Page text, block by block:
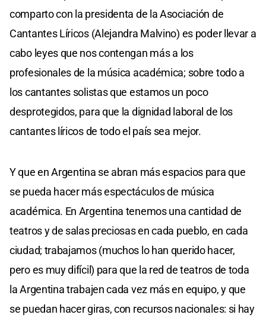
comparto con la presidenta de la Asociación de
Cantantes Líricos (Alejandra Malvino) es poder llevar a
cabo leyes que nos contengan más a los
profesionales de la música académica; sobre todo a
los cantantes solistas que estamos un poco
desprotegidos, para que la dignidad laboral de los
cantantes líricos de todo el país sea mejor.
Y que en Argentina se abran más espacios para que
se pueda hacer más espectáculos de música
académica. En Argentina tenemos una cantidad de
teatros y de salas preciosas en cada pueblo, en cada
ciudad; trabajamos (muchos lo han querido hacer,
pero es muy difícil) para que la red de teatros de toda
la Argentina trabajen cada vez más en equipo, y que
se puedan hacer giras, con recursos nacionales: si hay